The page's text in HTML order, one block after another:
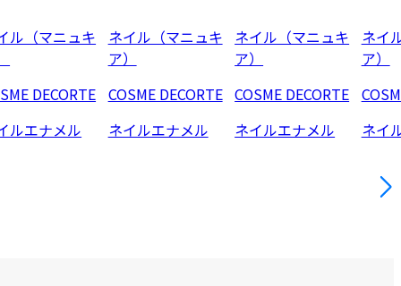
ル（マニュキ
DECORTE
ルエナメル
ネイル（マニュキ
ア）
COSME DECORTE
ネイルエナメル
ネイル（マニュキ
ア）
COSME DECORTE
ネイルエナメル
ネイ
ア）
ネイ